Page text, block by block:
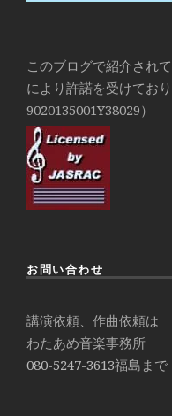
このブログで紹介され
により許諾を受けてお
9020135001Y38029）
お問い合わせ
講演依頼、作曲依頼は
わたあめ音楽事務所
080-5247-3613福島まで